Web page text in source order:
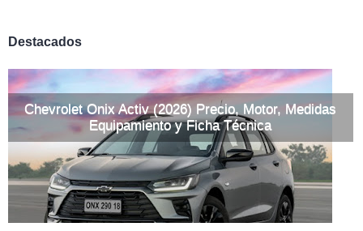
Destacados
Chevrolet Onix Activ (2026) Precio, Motor, Medidas
Equipamiento y Ficha Técnica